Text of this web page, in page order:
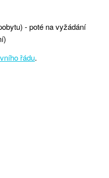
- poté na vyžádání
řádu.